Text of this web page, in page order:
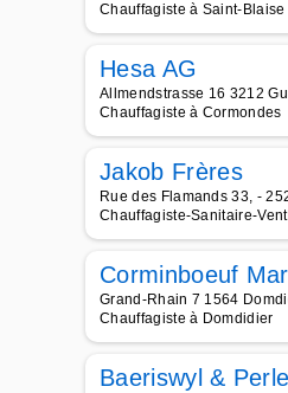
Chauffagiste à Saint-Blaise
Hesa AG
Allmendstrasse 16 3212
Chauffagiste à Cormondes
Jakob Frères
Rue des Flamands 33, -
Chauffagiste-Sanitaire-
Corminboeuf
Grand-Rhain 7 1564
Chauffagiste à Domdidier
Baeriswyl &